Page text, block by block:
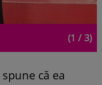
(1 / 3)
că ea